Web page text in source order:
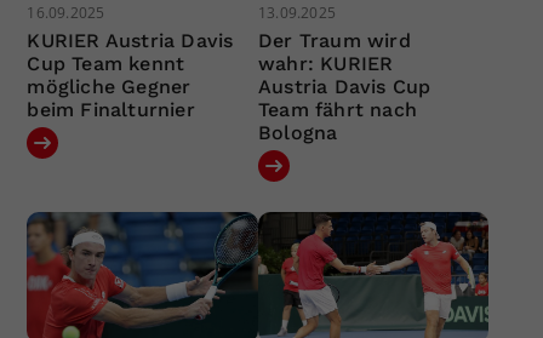
16.09.2025
KURIER Austria Davis
Cup Team kennt
mögliche Gegner
beim Finalturnier
13.09.2025
Der Traum wird
wahr: KURIER
Austria Davis Cup
Team fährt nach
Bologna